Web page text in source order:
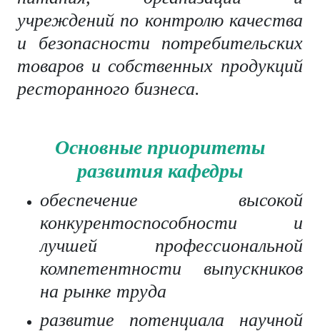
учреждений по контролю качества
и безопасности потребительских
товаров и собственных продукций
ресторанного бизнеса.
Основные приоритеты
развития кафедры
обеспечение высокой
конкурентоспособности и
лучшей профессиональной
компетентности выпускников
на рынке труда
развитие потенциала научной